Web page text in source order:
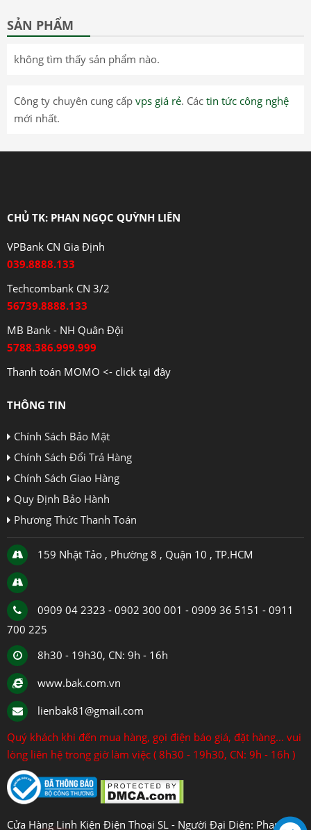
SẢN PHẨM
không tìm thấy sản phẩm nào.
Công ty chuyên cung cấp vps giá rẻ. Các tin tức công nghệ
mới nhất.
CHỦ TK: PHAN NGỌC QUỲNH LIÊN
VPBank CN Gia Định
039.8888.133
Techcombank CN 3/2
56739.8888.133
MB Bank - NH Quân Đội
5788.386.999.999
Thanh toán MOMO <- click tại đây
THÔNG TIN
Chính Sách Bảo Mật
Chính Sách Đổi Trả Hàng
Chính Sách Giao Hàng
Quy Định Bảo Hành
Phương Thức Thanh Toán
159 Nhật Tảo , Phường 8 , Quận 10 , TP.HCM
0909 04 2323 - 0902 300 001 - 0909 36 5151 - 0911
700 225
8h30 - 19h30, CN: 9h - 16h
www.bak.com.vn
lienbak81@gmail.com
Quý khách khi đến mua hàng, gọi điện báo giá, đặt hàng... vui
lòng liên hệ trong giờ làm việc ( 8h30 - 19h30, CN: 9h - 16h )
Cửa Hàng Linh Kiện Điện Thoại SL - Người Đại Diện: Phan